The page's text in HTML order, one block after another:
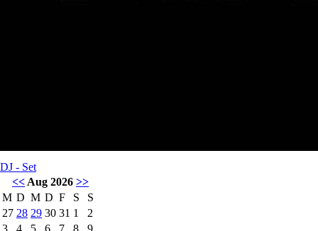
DJ - Set
<< Aug 2026 >>
M D M D F S
S
27 28 29 30 31 1
2
3
4 5 6 7 8 9